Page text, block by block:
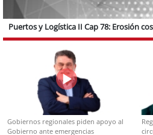
Puertos y Logística II Cap 78: Erosión
Gobiernos regionales piden apoyo al
Gobierno ante emergencias